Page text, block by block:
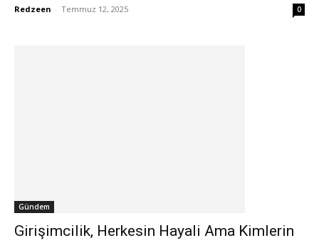
Redzeen - Temmuz 12, 2025 0
Gündem
Girişimcilik, Herkesin Hayali Ama Kimlerin